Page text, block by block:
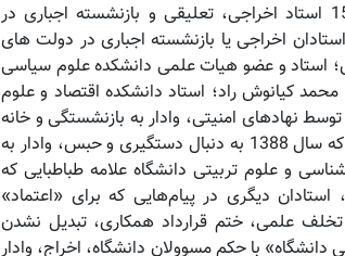
همچنین در این هفته و به دنبال انتشار گزارش «اعتماد» از 157 استاد اخراجی، تعلیقی و بازنشسته اجباری در
اخراجی یا بازنشسته اجباری در دولت های
استاد و عضو هیات علمی دانشکده علوم سیاسی
برکنار شد، محمد کیانوش راد؛ استاد دانشکده اقتصاد و علوم
اهواز که سال 1388 و بعد از احضار توسط نهادهای امنیتی، وادار به بازنشستگی و خانه
نشینی شد، داوود سلیمانی؛ استاد دانشکده الهیات دانشگاه تهران که سال 1388 به دنبال دستگیری و حبس، وادار به
و علوم تربیتی دانشگاه علامه طباطبایی که
این، استادان دیگری در پیام‌هایی که برای «اعتماد»
تخلف علمی، ختم قرارداد همکاری، تبدیل نشدن
با حکم مسوولان دانشگاه، اخراج، وادار